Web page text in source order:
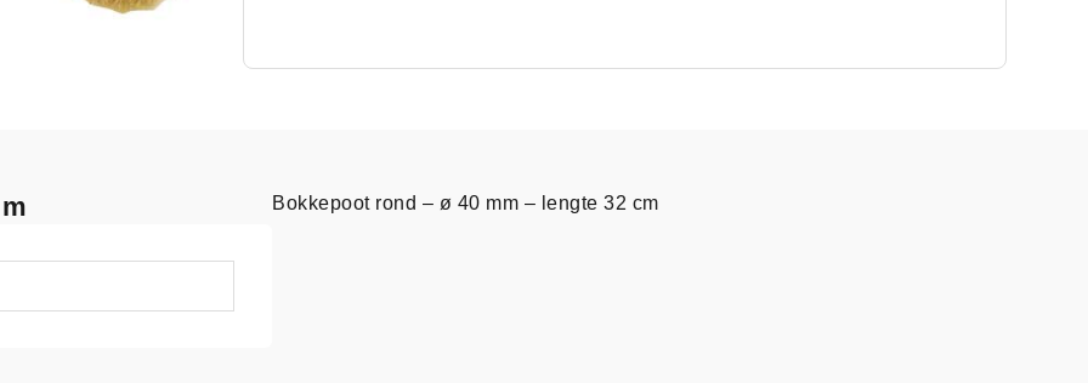
Bokkepoot rond – ø 40 mm – lengte 32 cm